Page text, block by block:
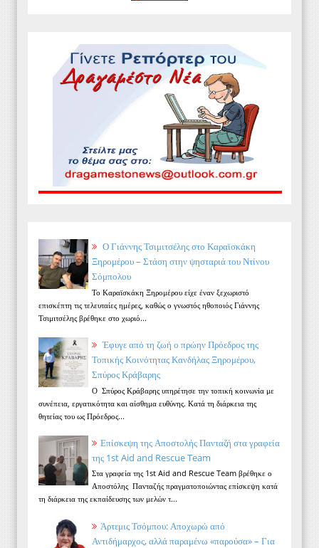
Ο Γιάννης Τσιμιτσέλης στο Καραϊσκάκη
Ξηρομέρου – Στάση στην ψησταριά του Ντίνου
Σόμπολου
Το Καραϊσκάκη Ξηρομέρου είχε έναν ξεχωριστό
επισκέπτη τις τελευταίες ημέρες, καθώς ο γνωστός ηθοποιός Γιάννης
Τσιμιτσέλης βρέθηκε στο χωριό...
Έφυγε από τη ζωή ο πρώην Πρόεδρος της
Τοπικής Κοινότητας Κανδήλας Ξηρομέρου,
Σπύρος Κράβαρης
Ο Σπύρος Κράβαρης υπηρέτησε την τοπική κοινωνία με
συνέπεια, εργατικότητα και αίσθημα ευθύνης. Κατά τη διάρκεια της
θητείας του ως Πρόεδρος...
Επίσκεψη της Αποστολής Πανταζή στα γραφεία
της 1st Aid and Rescue Team
Στα γραφεία της 1st Aid and Rescue Team βρέθηκε ο
Αποστόλης Πανταζής πραγματοποιώντας επίσκεψη κατά
τη διάρκεια της εκπαίδευσης των μελών τ...
Άρτεμις Τσόμπου: Αποχωρώ από
Αντιδήμαρχος, αλλά παραμένω «παρούσα» – Για